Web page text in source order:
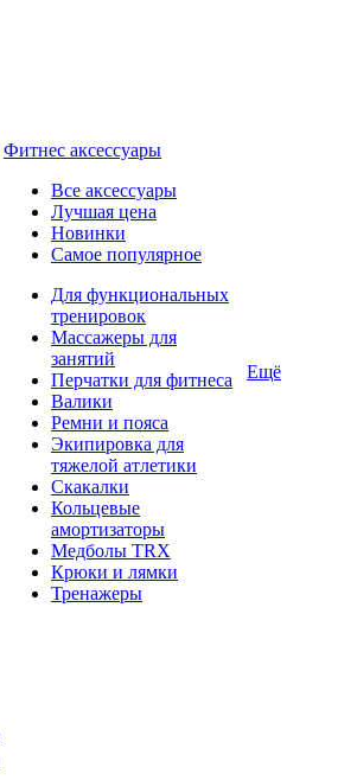
Фитнес аксессуары
Все аксессуары
Лучшая цена
Новинки
Самое популярное
Для функциональных
тренировок
Массажеры для
занятий
Перчатки для фитнеса
Валики
Ремни и пояса
Экипировка для
тяжелой атлетики
Скакалки
Кольцевые
амортизаторы
Медболы TRX
Крюки и лямки
Тренажеры
Ещё